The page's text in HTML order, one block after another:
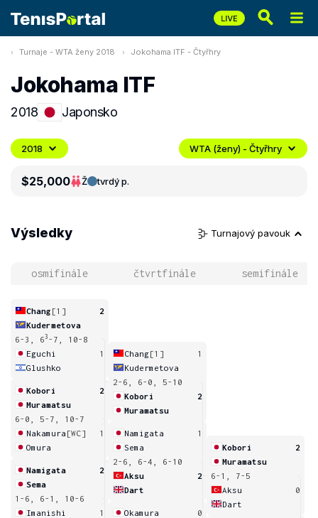
Turnaje - WTA ženy 2018 Jokohama ITF - Čtyřhry
Jokohama ITF
2018 Japonsko
2018 WTA (ženy) - Čtyřhry
$25,000 Ž tvrdý p.
Výsledky Turnajový pavouk
osmifinále čtvrtfinále semifinále
Chang [1]
2
Kudermetova
6-3, 63 -7, 10-8
Eguchi
1
Glushko
Kobori
2
Muramatsu
6-0, 5-7, 10-7
Nakamura [WC]
1
Omura
Namigata
2
Sema
1-6, 6-1, 10-6
Imanishi
1
Chang[1]
1
Kudermetova
2-6, 6-0, 5-10
Kobori
2
Muramatsu
Namigata
1
Sema
2-6, 6-4, 6-10
Aksu
2
Dart
Okamura
0
Kobori
2
Muramatsu
6-1, 7-5
Aksu
0
Dart